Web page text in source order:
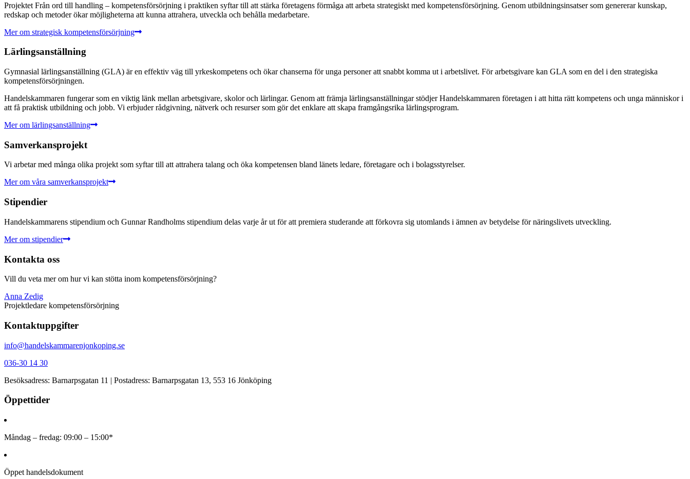
Projektet Från ord till handling – kompetensförsörjning i praktiken syftar till att stärka företagens förmåga att arbeta strategiskt med kompetensförsörjning. Genom utbildningsinsatser som genererar kunskap,
redskap och metoder ökar möjligheterna att kunna attrahera, utveckla och behålla medarbetare.
Mer om strategisk kompetensförsörjning
Lärlingsanställning
Gymnasial lärlingsanställning (GLA) är en effektiv väg till yrkeskompetens och ökar chanserna för unga personer att snabbt komma ut i arbetslivet. För arbetsgivare kan GLA som en del i den strategiska
kompetensförsörjningen.
Handelskammaren fungerar som en viktig länk mellan arbetsgivare, skolor och lärlingar. Genom att främja lärlingsanställningar stödjer Handelskammaren företagen i att hitta rätt kompetens och unga människor i
att få praktisk utbildning och jobb. Vi erbjuder rådgivning, nätverk och resurser som gör det enklare att skapa framgångsrika lärlingsprogram.
Mer om lärlingsanställning
Samverkansprojekt
Vi arbetar med många olika projekt som syftar till att attrahera talang och öka kompetensen bland länets ledare, företagare och i bolagsstyrelser.
Mer om våra samverkansprojekt
Stipendier
Handelskammarens stipendium och Gunnar Randholms stipendium delas varje år ut för att premiera studerande att förkovra sig utomlands i ämnen av betydelse för näringslivets utveckling.
Mer om stipendier
Kontakta oss
Vill du veta mer om hur vi kan stötta inom kompetensförsörjning?
Anna Zedig
Projektledare kompetensförsörjning
Kontaktuppgifter
info@handelskammarenjonkoping.se
036-30 14 30
Besöksadress: Barnarpsgatan 11 | Postadress: Barnarpsgatan 13, 553 16 Jönköping
Öppettider
Måndag – fredag: 09:00 – 15:00*
Öppet handelsdokument